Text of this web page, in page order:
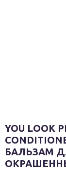
YOU LOOK
БАЛЬЗАМ